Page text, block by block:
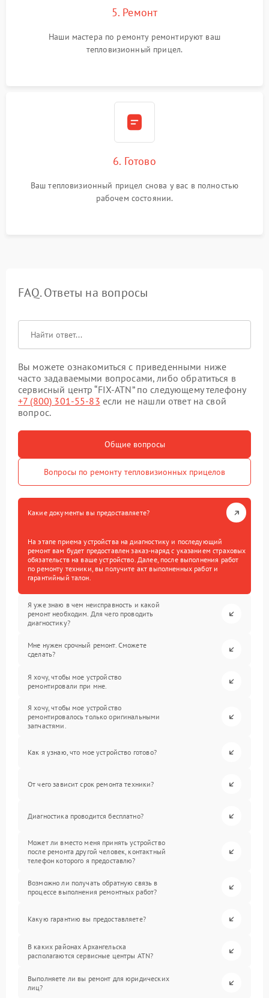
5. Ремонт
Наши мастера по ремонту ремонтируют ваш
тепловизионный прицел.
6. Готово
Ваш тепловизионный прицел снова у вас в полностью
рабочем состоянии.
FAQ. Ответы на вопросы
Вы можете ознакомиться с приведенными ниже
часто задаваемыми вопросами, либо обратиться в
сервисный центр “FIX-ATN” по следующему телефону
+7 (800) 301-55-83 если не нашли ответ на свой
вопрос.
Общие вопросы
Вопросы по ремонту тепловизионных прицелов
Какие документы вы предоставляете?
На этапе приема устройства на диагностику и последующий
ремонт вам будет предоставлен заказ-наряд с указанием страховых
обязательств на ваше устройство. Далее, после выполнения работ
по ремонту техники, вы получите акт выполненных работ и
гарантийный талон.
Я уже знаю в чем неисправность и какой
ремонт необходим. Для чего проводить
диагностику?
Мне нужен срочный ремонт. Сможете
сделать?
Я хочу, чтобы мое устройство
ремонтировали при мне.
Я хочу, чтобы мое устройство
ремонтировалось только оригинальными
запчастями.
Как я узнаю, что мое устройство готово?
От чего зависит срок ремонта техники?
Диагностика проводится бесплатно?
Может ли вместо меня принять устройство
после ремонта другой человек, контактный
телефон которого я предоставлю?
Возможно ли получать обратную связь в
процессе выполнения ремонтных работ?
Какую гарантию вы предоставляете?
В каких районах Архангельска
располагаются сервисные центры ATN?
Выполняете ли вы ремонт для юридических
лиц?